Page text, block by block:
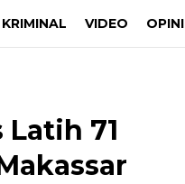
VIDEO OPINI
71